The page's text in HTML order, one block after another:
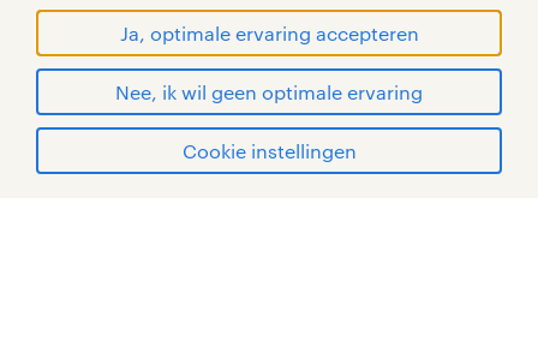
Ja, optimale ervaring accepteren
Nee, ik wil geen optimale ervaring
Cookie instellingen
solliciteren
disclaimer
sitemap
RANDSTAD, HUMAN FORWARD en SHAPING THE
WORLD OF WORK zijn geregistreerde